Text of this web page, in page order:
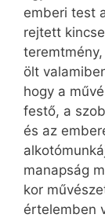
emberi test
rejtett
ölt
hogy a
festő, a
és az
manapság
kor
értelemben